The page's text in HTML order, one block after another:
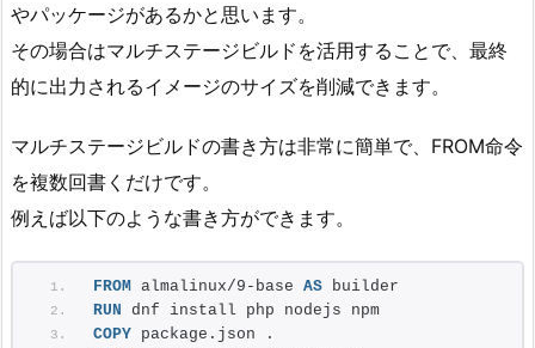
やパッケージがあるかと思います。
その場合はマルチステージビルドを活用することで、最終
的に出力されるイメージのサイズを削減できます。
マルチステージビルドの書き方は非常に簡単で、FROM命令
を複数回書くだけです。
例えば以下のような書き方ができます。
FROM almalinux/9-base AS builder
RUN dnf install php nodejs npm
COPY package.json .